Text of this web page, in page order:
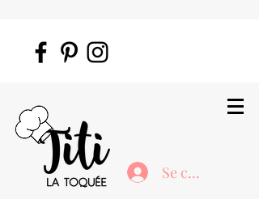
Se connecter